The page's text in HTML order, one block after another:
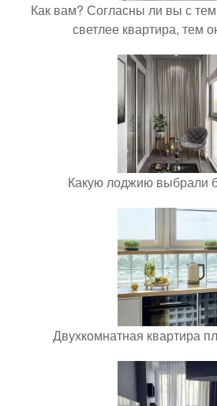
Как вам? Согласны ли вы с
светлее квартира, тем
Какую лоджию выбрали
Двухкомнатная квартира